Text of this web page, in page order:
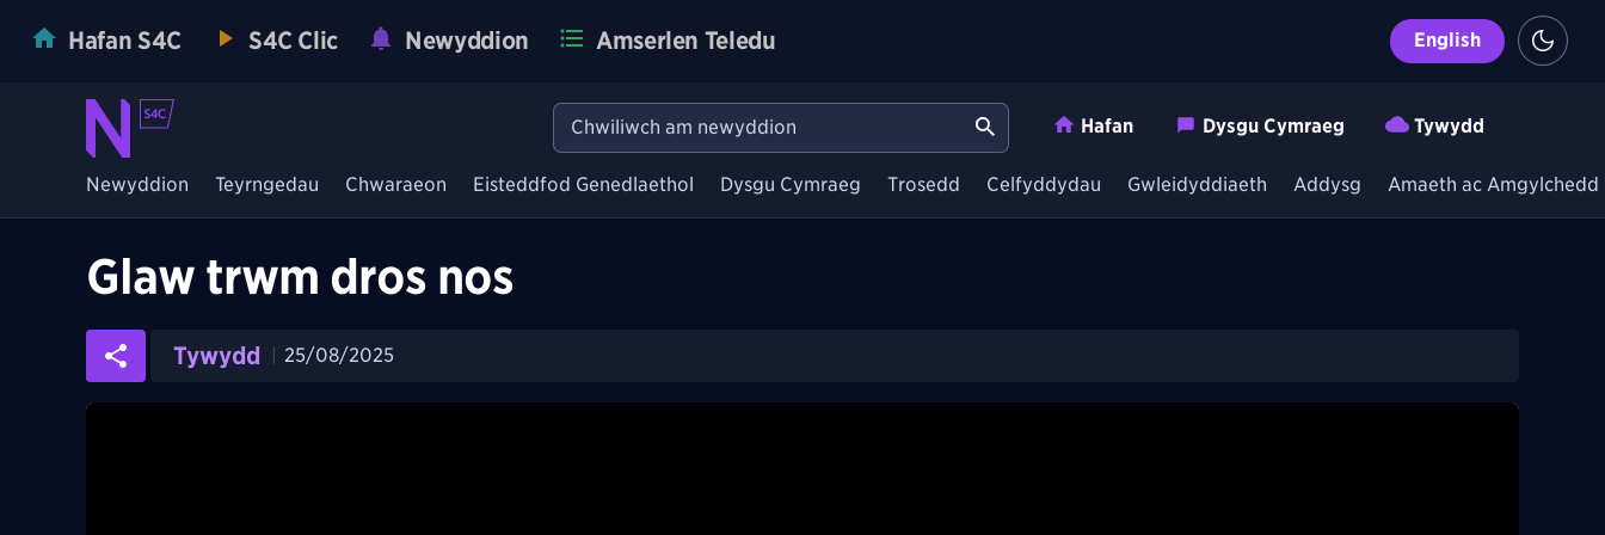
Hafan S4C S4C Clic Newyddion Amserlen Teledu English
Hafan Dysgu Cymraeg Tywydd
Newyddion Teyrngedau Chwaraeon Eisteddfod Genedlaethol Dysgu Cymraeg Trosedd Celfyddydau Gwleidyddiaeth Addysg Amaeth ac Amgylchedd
Glaw trwm dros nos
Tywydd 25/08/2025